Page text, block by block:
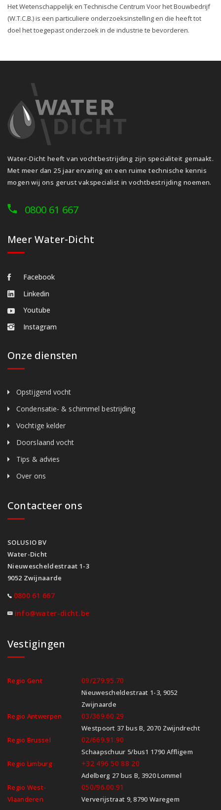
Het Wetenschappelijk en Technische Centrum Voor het Bouwbedrijf
(W.T.C.B.) is een particuliere onderzoeksinstelling en die heeft tot
doel het toegepast onderzoek in de industrie te bevorderen.
Water-Dicht heeft van vochtbestrijding zijn specialiteit gemaakt.
Met meer dan 25 jaar ervaring en een ruime technische kennis
mogen wij ons gerust vakspecialist in vochtbestrijding noemen.
0800 61 667
Meer Water-Dicht
Facebook
Linkedin
Youtube
Instagram
Onze diensten
Opstijgend vocht
Condensatie- & schimmel bestrijding
Vochtige kelder
Doorslaand vocht
Tips & advies
Over ons
Contacteer ons
SOLUSIO BV
Water-Dicht
Nieuwescheldestraat 1-3
9052 Zwijnaarde
0800 61 667
info@water-dicht.be
Vestigingen
Regio Gent 09/279.95.70
Nieuwescheldestraat 1-3, 9052
Zwijnaarde
Regio Antwerpen
03/369.60.29
Westpoort 37 bus B, 2070 Zwijndrecht
Regio Brussel
02/669.91.90
Schaapschuur 5/bus1 1790 Affligem
Regio Limburg
+32 496 50 88 20
Adelberg 27 bus B, 3920 Lommel
Regio West-
Vlaanderen
050/96.00.91
Ververijstraat 9, 8790 Waregem